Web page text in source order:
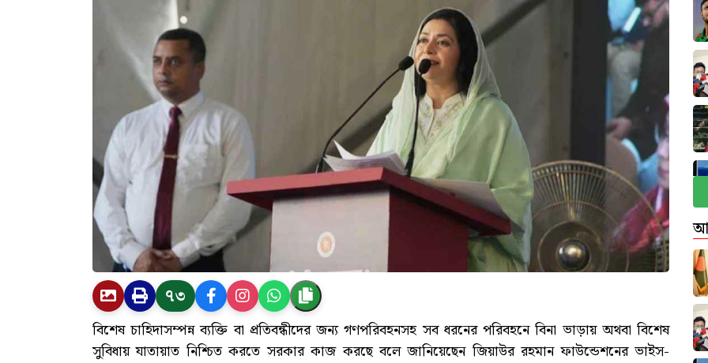
৭৩
বিশেষ চাহিদাসম্পন্ন ব্যক্তি বা প্রতিবন্ধীদের জন্য গণপরিবহনসহ সব ধরনের পরিবহনে বিনা ভাড়ায় অথবা বিশেষ
সুবিধায় যাতায়াত নিশ্চিত করতে সরকার কাজ করছে বলে জানিয়েছেন জিয়াউর রহমান ফাউন্ডেশনের ভাইস-